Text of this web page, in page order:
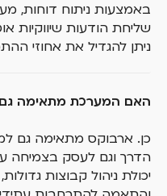
באמצעות ניתוח דוחות,
שליחת הודעות שיווקיות
ניתן להגדיל את אחוזי
האם המערכת מתאימה גם
כן. ארבוקס מתאימה גם
הדרך וגם לעסק בצמיחה
יכולת ניהול קבוצות